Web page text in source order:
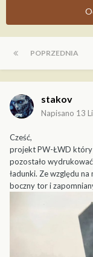
POPRZEDNIA
stakov
Napisano 13
Cześć,
projekt PW-ŁWD który
pozostało
ładunki. Ze względu
boczny tor i